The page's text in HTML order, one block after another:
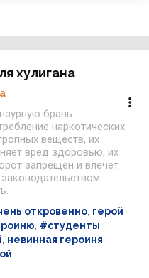
хулигана
брань
наркотических
веществ, их
вред здоровью, их
запрещен и влечет
откровенно герой
#студенты
невинная героиня